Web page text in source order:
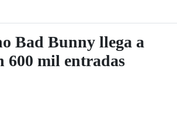
Bad Bunny llega a
600 mil entradas